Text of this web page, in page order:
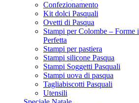
Confezionamento
Kit dolci Pasquali
Ovetti di Pasqua
Stampi per Colombe – Forme
Perfetta
Stampi per pastiera
Stampi silicone Pasqua
Stampi Soggetti Pasquali
Stampi uova di pasqua
Tagliabiscotti Pasquali
Utensili